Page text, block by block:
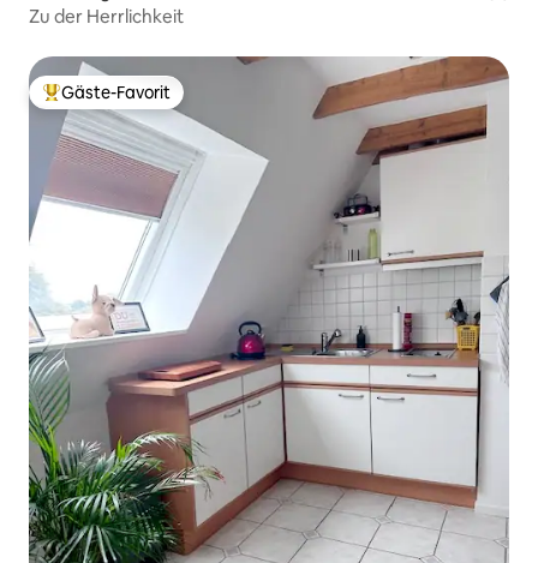
Zu der Herrlichkeit
Beliebter Gäste-Favorit.
Gäste-Favorit